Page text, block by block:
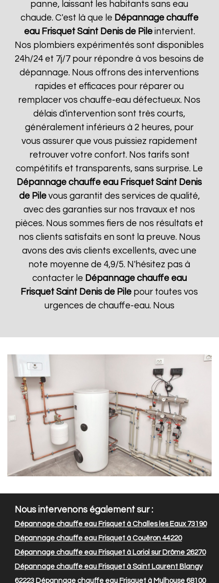
panne, laissant les habitants sans eau
chaude. C'est là que le Dépannage chauffe
eau Frisquet Saint Denis de Pileintervient.
Nos plombiers expérimentés sont disponibles
24h/24 et 7j/7 pour répondre à vos besoins de
dépannage. Nous offrons des interventions
rapides et efficaces pour réparer ou
remplacer vos chauffe-eau défectueux. Nos
délais d'intervention sont très courts,
généralement inférieurs à 2 heures, pour
vous assurer que vous puissiez rapidement
retrouver votre confort. Nos tarifs sont
compétitifs et transparents, sans surprise. Le
Dépannage chauffe eau Frisquet Saint Denis
de Pilevous garantit des services de qualité,
avec des garanties sur nos travaux et nos
pièces. Nous sommes fiers de nos résultats et
nos clients satisfaits en sont la preuve. Nous
avons des avis clients excellents, avec une
note moyenne de 4,9/5. N'hésitez pas à
contacter le Dépannage chauffe eau
Frisquet Saint Denis de Pile pour toutes vos
urgences de chauffe-eau. Nous
Nous intervenons également sur :
Dépannage chauffe eau Frisquet à Challes les Eaux 73190
Dépannage chauffe eau Frisquet à Couëron 44220
Dépannage chauffe eau Frisquet à Loriol sur Drôme 26270
Dépannage chauffe eau Frisquet à Saint Laurent Blangy
62223 Dépannage chauffe eau Frisquet à Mulhouse 68100